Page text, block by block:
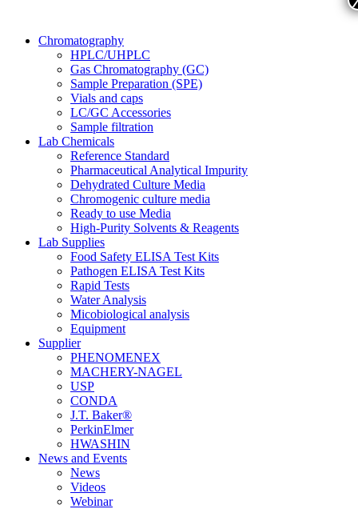
Chromatography
HPLC/UHPLC
Gas Chromatography (GC)
Sample Preparation (SPE)
Vials and caps
LC/GC Accessories
Sample filtration
Lab Chemicals
Reference Standard
Pharmaceutical Analytical Impurity
Dehydrated Culture Media
Chromogenic culture media
Ready to use Media
High-Purity Solvents & Reagents
Lab Supplies
Food Safety ELISA Test Kits
Pathogen ELISA Test Kits
Rapid Tests
Water Analysis
Micobiological analysis
Equipment
Supplier
PHENOMENEX
MACHERY-NAGEL
USP
CONDA
J.T. Baker®
PerkinElmer
HWASHIN
News and Events
News
Videos
Webinar